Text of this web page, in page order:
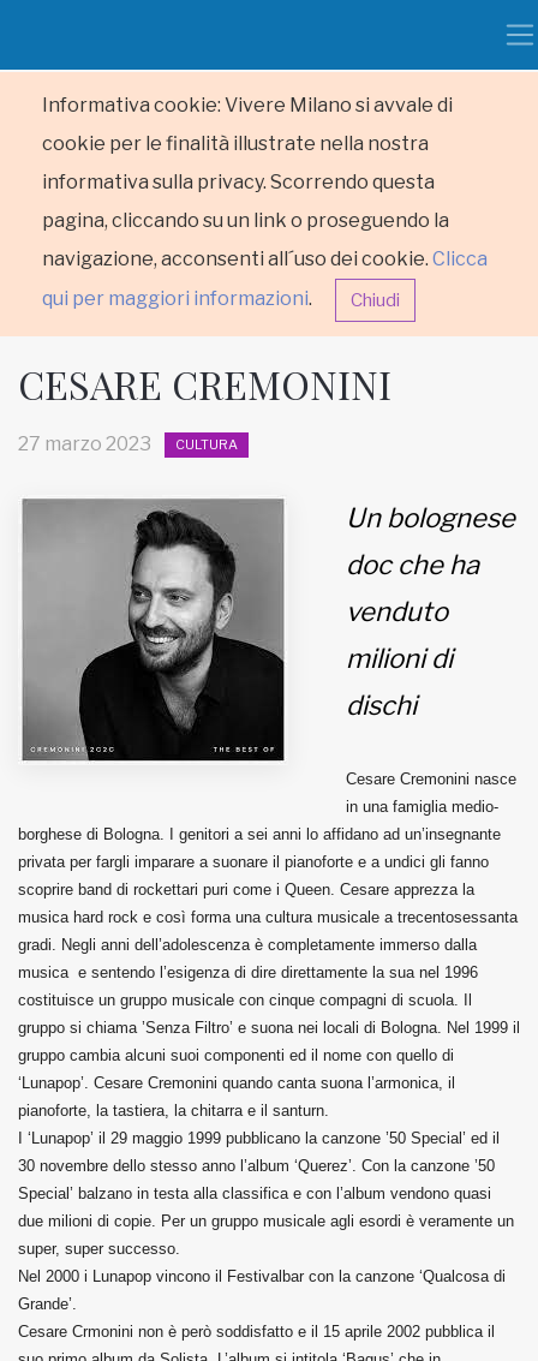
Informativa cookie: Vivere Milano si avvale di
cookie per le finalità illustrate nella nostra
informativa sulla privacy. Scorrendo questa
pagina, cliccando su un link o proseguendo la
navigazione, acconsenti all´uso dei cookie. Clicca
qui per maggiori informazioni. Chiudi
Inviateci le vostre segnalazioni
Iscriviti alla newsletter
Fondato e diretto da Enzo De
Bernardis
EDB edizioni - Via Brivio angolo C.
Imbonati, 89 20159 Milano (Italia)
Informativa sulla privacy
CESARE CREMONINI
27 marzo 2023 CULTURA
Un bolognese
doc che ha
venduto
milioni di
dischi
Cesare Cremonini nasce
in una famiglia medio-
borghese di Bologna. I genitori a sei anni lo affidano ad un’insegnante
privata per fargli imparare a suonare il pianoforte e a undici gli fanno
scoprire band di rockettari puri come i Queen. Cesare apprezza la
musica hard rock e così forma una cultura musicale a trecentosessanta
gradi. Negli anni dell’adolescenza è completamente immerso dalla
musica e sentendo l’esigenza di dire direttamente la sua nel 1996
costituisce un gruppo musicale con cinque compagni di scuola. Il
gruppo si chiama ’Senza Filtro’ e suona nei locali di Bologna. Nel 1999 il
gruppo cambia alcuni suoi componenti ed il nome con quello di
‘Lunapop’. Cesare Cremonini quando canta suona l’armonica, il
pianoforte, la tastiera, la chitarra e il santurn.
I ‘Lunapop’ il 29 maggio 1999 pubblicano la canzone ’50 Special’ ed il
30 novembre dello stesso anno l’album ‘Querez’. Con la canzone ’50
Special’ balzano in testa alla classifica e con l’album vendono quasi
due milioni di copie. Per un gruppo musicale agli esordi è veramente un
super, super successo.
Nel 2000 i Lunapop vincono il Festivalbar con la canzone ‘Qualcosa di
Grande’.
Cesare Crmonini non è però soddisfatto e il 15 aprile 2002 pubblica il